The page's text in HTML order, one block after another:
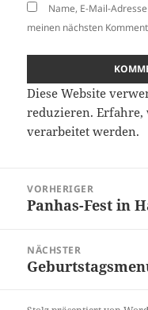
Name, E-Mail-
meinen nächsten
Diese Website
reduzieren.Erfahre,
verarbeitet werden.
VORHERIGER
Vorheriger
Panhas-Fest in
NÄCHSTER
Nächster